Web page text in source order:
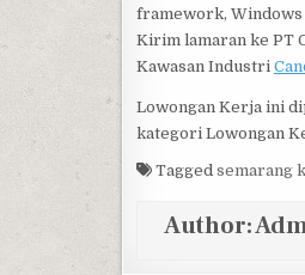
framework,
Kirim lamaran ke PT
Kawasan Industri
Lowongan Kerja ini
kategori Lowongan
Tagged semarang
Author: